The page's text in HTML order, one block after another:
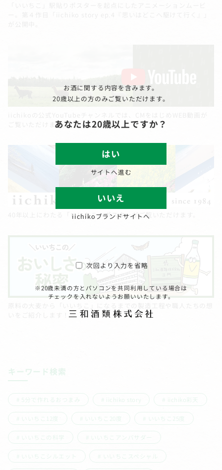
ご覧いただけます。
40年以上にわたる「いいちこ」ポスターがご覧いただけます。
いをご紹介します！
キーワード検索
5分で作れるおつまみ iichiko story iichiko彩天
いいちこ12度 いいちこ20度 いいちこ25度
いいちこの科学 いいちこアンバサダー
いいちこシルエット いいちこスペシャル
お酒に関する内容を含みます。
20歳以上の方のみご覧いただけます。
あなたは20歳以上ですか？
はい
サイトへ進む
いいえ
iichikoブランドサイトへ
次回より入力を省略
※20歳未満の方とパソコンを共同利用している場合は
チェックを入れないようお願いいたします。